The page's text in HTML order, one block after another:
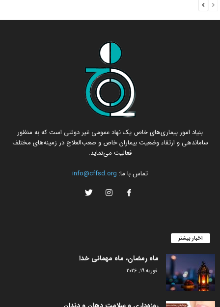
بنیاد امور بیماری‌های خاص یک نهاد عمومی غیر دولتی است که به منظور
ساماندهی و ارتقاء وضعیت بیماران خاص و صعب‌العلاج در زمینه‌های مختلف
فعالیت می‌نماید.
تماس با ما: info@cffsd.org
اخبار بیشتر
ماه رمضان، ماه مهمانی خدا
فوریه 19, 2026